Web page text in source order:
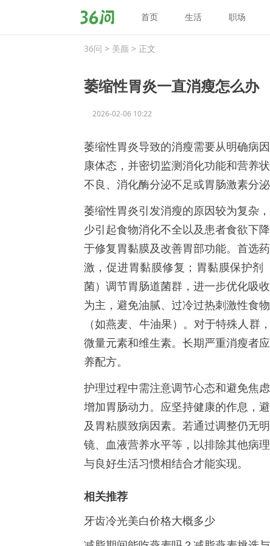
问
首页 生活 职场
36问 > 美颜 > 正文
萎缩性胃炎一直消瘦怎么办
2026-02-06 10:22
萎缩性胃炎导致的消瘦需要从明确病
康体态，并密切监测消化功能和营养
不良、消化酶分泌不足或胃肠激素分
萎缩性胃炎引发消瘦的原因较为复杂
少引起食物消化不全以及患者食欲下
于修复胃黏膜及改善胃部功能。首选
激，促进胃黏膜修复；胃黏膜保护
菌）调节胃肠道菌群，进一步优化吸
为主，避免油腻、过冷过热刺激性食
（如燕麦、牛油果）。对于特殊人
微量元素和维生素。长期严重消瘦者
养配方。
护理过程中需注意调节心态和避免焦
增加胃肠动力。应坚持健康的作息，
及胃粘膜致病因素。若通过调整仍无
镜、血液营养水平等，以排除其他病
与良好生活习惯相结合才能实现。
相关推荐
牙齿冷光美白价格大概多少